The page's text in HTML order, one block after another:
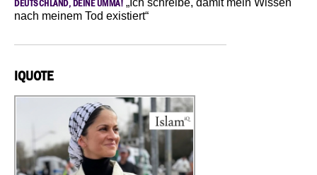
DEUTSCHLAND, DEINE UMMA!
nach meinem Tod existiert“
IQUOTE